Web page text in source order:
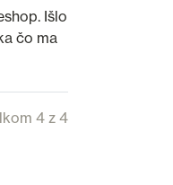
Išlo
čo ma
4 z 4